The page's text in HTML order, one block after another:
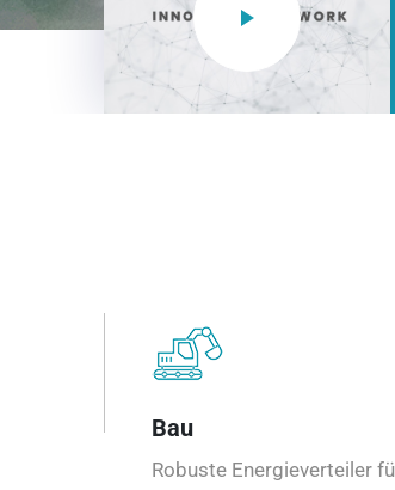
Bau
Robuste Energieverteiler